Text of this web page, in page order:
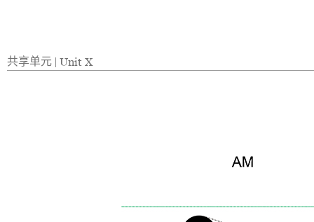
共享单元 | Unit X